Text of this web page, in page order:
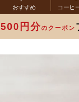
おすすめ コーヒ
500円分のクーポン